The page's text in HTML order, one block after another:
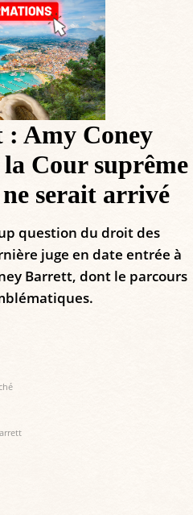
: Amy Coney
Cour suprême
serait arrivé
question du droit des
juge en date entrée à
Barrett, dont le parcours